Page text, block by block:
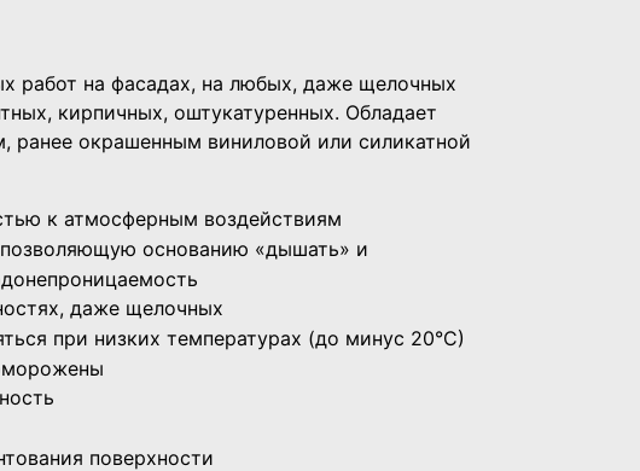
работ на фасадах, на любых, даже щелочных
кирпичных, оштукатуренных. Обладает
ранее окрашенным виниловой или силикатной
к атмосферным воздействиям
основанию «дышать» и
даже щелочных
при низких температурах (до минус 20°С)
поверхности